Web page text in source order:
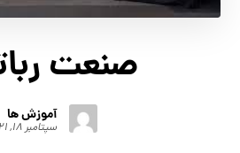
صنعت
آموزش ها
سپتامبر ۱۸, ۲۰۲۱